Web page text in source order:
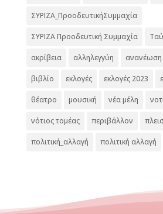
ΣΥΡΙΖΑ_ΠροοδευτικήΣυμμαχία
ΣΥΡΙΖΑ Προοδευτική Συμμαχία
ακρίβεια αλληλεγγύη ανανέωση
βιβλίο εκλογές εκλογές 2023
θέατρο μουσική νέα μέλη
νότιος τομέας περιβάλλον
πολιτική_αλλαγή πολιτική αλλαγή